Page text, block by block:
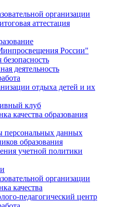
организации
аттестация
России"
деятельность
отдыха детей и их
клуб
качества образования
персональных данных
образования
учетной политики
организации
качества
педагогический центр